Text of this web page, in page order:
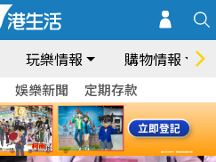
玩樂情報 購物情報
娛樂新聞 定期存款